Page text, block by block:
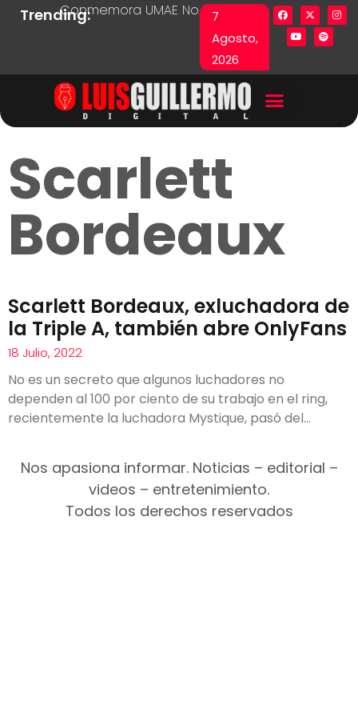
7
Agosto,
2026
Trending:Conmemora UMAE No. 71 Día de las y los
Lista en excel expone
Scarlett
Bordeaux
Scarlett Bordeaux, exluchadora de
la Triple A, también abre OnlyFans
18 Julio, 2022
No es un secreto que algunos luchadores no
dependen al 100 por ciento de su trabajo en el ring,
recientemente la luchadora Mystique, pasó del
Nos apasiona informar. Noticias – editorial –
videos – entretenimiento.
Todos los derechos reservados